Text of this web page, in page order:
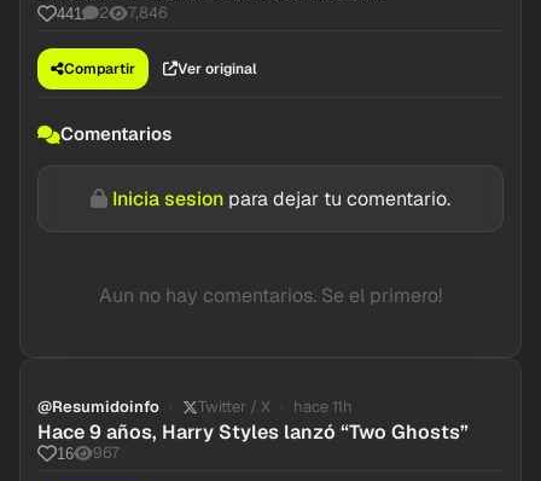
441 2 7,846
Compartir Ver original
Comentarios
Inicia sesion para dejar tu comentario.
Aun no hay comentarios. Se el primero!
@Resumidoinfo Twitter / X hace 11h
Hace 9 años, Harry Styles lanzó “Two Ghosts”
16 967